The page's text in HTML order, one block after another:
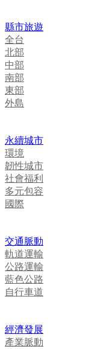
縣市旅遊
全台
北部
中部
南部
東部
外島
永續城市
環境
韌性城市
社會福利
多元包容
國際
交通脈動
軌道運輸
公路運輸
藍色公路
自行車道
經濟發展
產業脈動